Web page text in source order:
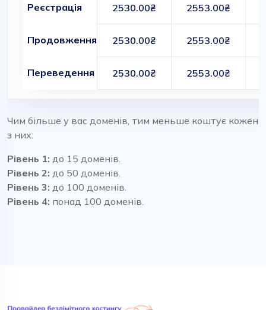
Реєстрація 2530.00₴ 2553.00₴
Продовження 2530.00₴ 2553.00₴
Переведення 2530.00₴ 2553.00₴
Чим більше у вас доменів, тим меньше коштує кожен
з них:
Рівень 1: до 15 доменів.
Рівень 2: до 50 доменів.
Рівень 3: до 100 доменів.
Рівень 4: понад 100 доменів.